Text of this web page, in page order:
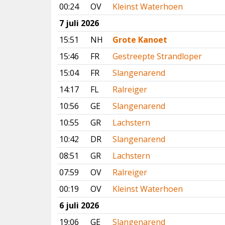
00:24 OV
Kleinst Waterhoen
7 juli 2026
15:51
NH
Grote Kanoet
15:46
FR
Gestreepte Strandloper
15:04
FR
Slangenarend
14:17
FL
Ralreiger
10:56
GE
Slangenarend
10:55
GR
Lachstern
10:42
DR
Slangenarend
08:51
GR
Lachstern
07:59
OV
Ralreiger
00:19
OV
Kleinst Waterhoen
6 juli 2026
19:06
GE Slangenarend